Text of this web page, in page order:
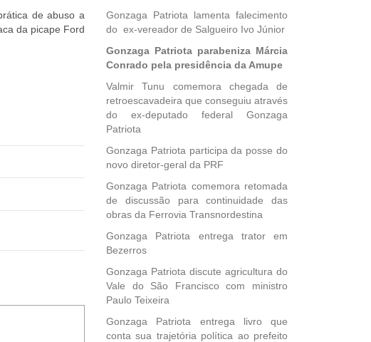
de abuso a
da picape Ford
Gonzaga Patriota lamenta falecimento
do ex-vereador de Salgueiro Ivo Júnior
Gonzaga Patriota parabeniza Márcia
Conrado pela presidência da Amupe
Valmir Tunu comemora chegada de
retroescavadeira que conseguiu através
do ex-deputado federal Gonzaga
Patriota
Gonzaga Patriota participa da posse do
novo diretor-geral da PRF
Gonzaga Patriota comemora retomada
de discussão para continuidade das
obras da Ferrovia Transnordestina
Gonzaga Patriota entrega trator em
Bezerros
Gonzaga Patriota discute agricultura do
Vale do São Francisco com ministro
Paulo Teixeira
Gonzaga Patriota entrega livro que
conta sua trajetória política ao prefeito